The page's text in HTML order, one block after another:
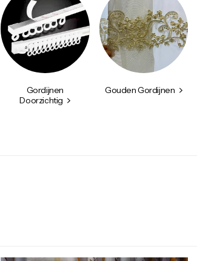
Gordijnen
Doorzichtig
Gouden Gordijnen